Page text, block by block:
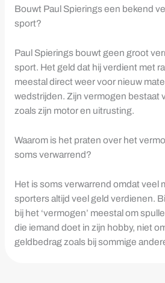
Bouwt Paul Spierings een bekend
sport?
Paul Spierings bouwt geen groot
sport. Het geld dat hij verdient met
meestal direct weer voor nieuw
wedstrijden. Zijn vermogen bestaat
zoals zijn motor en uitrusting.
Waarom is het praten over het
soms verwarrend?
Het is soms verwarrend omdat veel
sporters altijd veel geld verdienen.
bij het ‘vermogen’ meestal om
die iemand doet in zijn hobby, niet
geldbedrag zoals bij sommige